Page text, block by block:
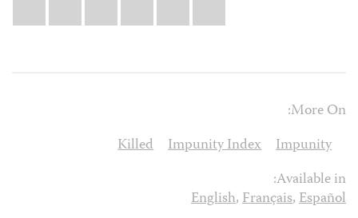
More On:
Impunity
Impunity Index
Killed
Available in:
English,Français,Español